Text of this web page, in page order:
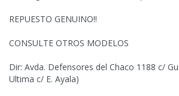
REPUESTO GENUINO!!
CONSULTE OTROS MODELOS
Dir: Avda. Defensores del Chaco 1188 c/
Ultima c/ E. Ayala)